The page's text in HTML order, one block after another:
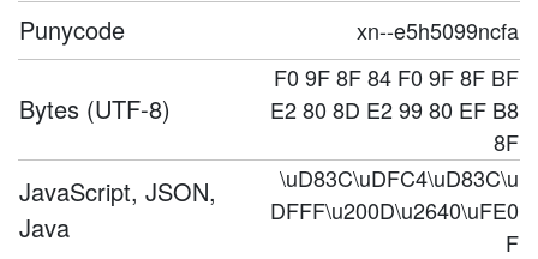
Punycode xn--e5h5099ncfa
Bytes (UTF-8)
F0 9F 8F 84 F0 9F 8F BF
E2 80 8D E2 99 80 EF B8
8F
JavaScript, JSON,
Java
\uD83C\uDFC4\uD83C\u
DFFF\u200D\u2640\uFE0
F